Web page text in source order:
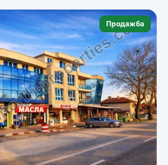
Продажба